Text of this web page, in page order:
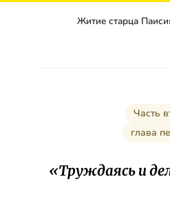
Житие старца
Часть
глава
«Труждаясь и